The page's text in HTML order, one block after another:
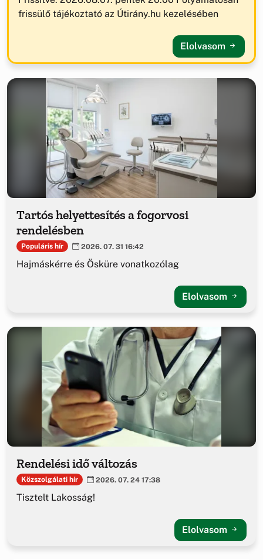
frissülő tájékoztató az Útirány.hu kezelésében
Elolvasom
Tartós helyettesítés a fogorvosi
rendelésben
Populáris hír 2026. 07. 31 16:42
Hajmáskérre és Ösküre vonatkozólag
Elolvasom
Rendelési idő változás
Közszolgálati hír 2026. 07. 24 17:38
Tisztelt Lakosság!
Elolvasom